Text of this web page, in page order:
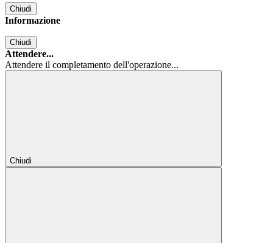
Chiudi
Informazione
Chiudi
Attendere...
Attendere il completamento dell'operazione...
Chiudi